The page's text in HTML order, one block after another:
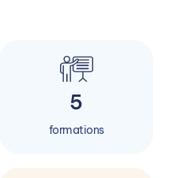
5
formations